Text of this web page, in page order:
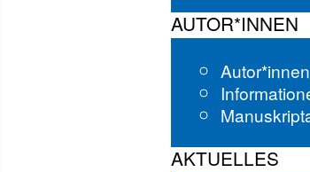
AUTOR*INNEN
AKTUELLES